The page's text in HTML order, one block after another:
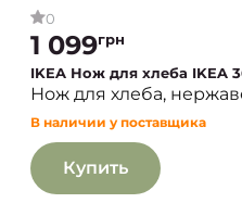
0
1 099грн
IKEA Нож для хлеба IKEA
Нож для хлеба,
В наличии у поставщика
Купить